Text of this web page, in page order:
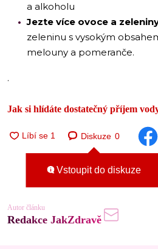
a alkoholu
Jezte více ovoce a
zeleninu s vysokým
melouny a pomeranče.
.
Jak si hlídáte dostatečný příjem
Diskuze 0
Vstoupit do diskuze
Autor článku
Redakce JakZdravě